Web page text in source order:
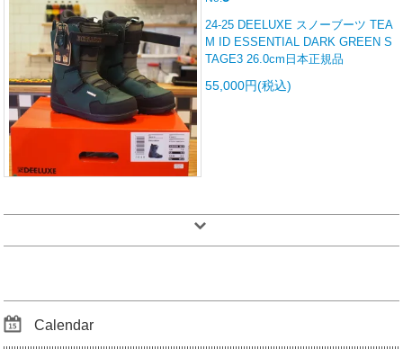
24-25 DEELUXE スノーブーツ TEA
M ID ESSENTIAL DARK GREEN S
TAGE3 26.0cm日本正規品
55,000円(税込)
Calendar